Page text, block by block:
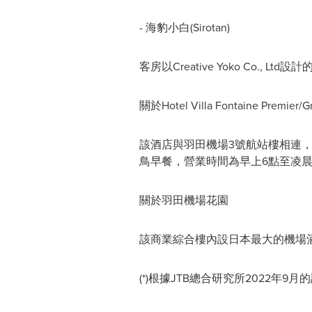
- 海豹小白(Sirotan)
客房以Creative Yoko Co., Ltd設
關於Hotel Villa Fontaine Premier/
該酒店與羽田機場3號航站樓相連
鳥早餐，營業時間為早上6點至凌
關於羽田機場花園
該商業綜合樓內設日本最大的機場
(*)根據JTB總合研究所2022年9月